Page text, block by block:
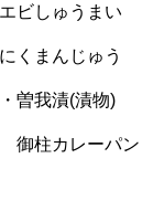
ビしゅうまい
くまんじゅう
曽我漬(漬物)
柱カレーパン